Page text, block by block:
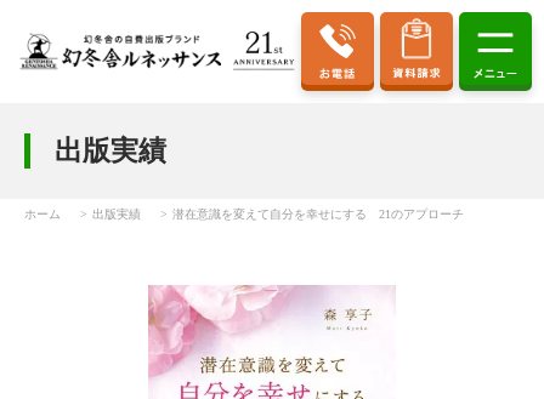
出版実績
ホーム 出版実績 潜在意識を変えて自分を幸せにする 21のアプローチ